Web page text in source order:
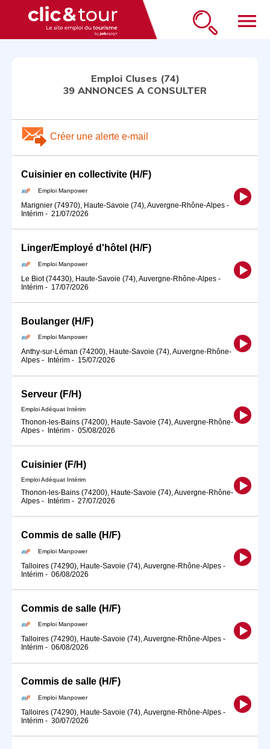
menu
Emploi Cluses (74)
39 ANNONCES A CONSULTER
Créer une alerte e-mail
Cuisinier en collectivite (H/F)
Emploi Manpower
Marignier (74970), Haute-Savoie (74), Auvergne-Rhône-Alpes -
Intérim - 21/07/2026
Linger/Employé d'hôtel (H/F)
Emploi Manpower
Le Biot (74430), Haute-Savoie (74), Auvergne-Rhône-Alpes -
Intérim - 17/07/2026
Boulanger (H/F)
Emploi Manpower
Anthy-sur-Léman (74200), Haute-Savoie (74), Auvergne-Rhône-
Alpes - Intérim - 15/07/2026
Serveur (F/H)
Emploi Adéquat Intérim
Thonon-les-Bains (74200), Haute-Savoie (74), Auvergne-Rhône-
Alpes - Intérim - 05/08/2026
Cuisinier (F/H)
Emploi Adéquat Intérim
Thonon-les-Bains (74200), Haute-Savoie (74), Auvergne-Rhône-
Alpes - Intérim - 27/07/2026
Commis de salle (H/F)
Emploi Manpower
Talloires (74290), Haute-Savoie (74), Auvergne-Rhône-Alpes -
Intérim - 06/08/2026
Commis de salle (H/F)
Emploi Manpower
Talloires (74290), Haute-Savoie (74), Auvergne-Rhône-Alpes -
Intérim - 06/08/2026
Commis de salle (H/F)
Emploi Manpower
Talloires (74290), Haute-Savoie (74), Auvergne-Rhône-Alpes -
Intérim - 30/07/2026